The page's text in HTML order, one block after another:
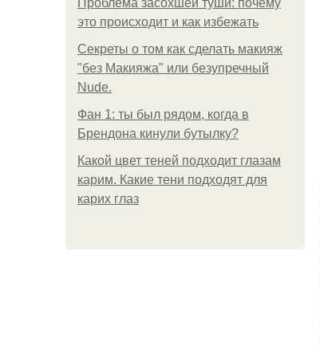
Проблема засохшей туши: почему
это происходит и как избежать
Секреты о том как сделать макияж
"без Макияжа" или безупречный
Nude.
Фан 1: ты был рядом, когда в
Брендона кинули бутылку?
Какой цвет теней подходит глазам
карим. Какие тени подходят для
карих глаз